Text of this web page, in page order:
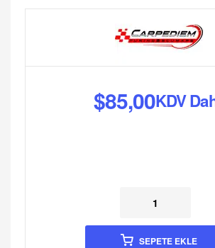
$85,00KDV
SEPETE EKLE